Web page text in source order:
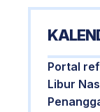
Portal
Libur